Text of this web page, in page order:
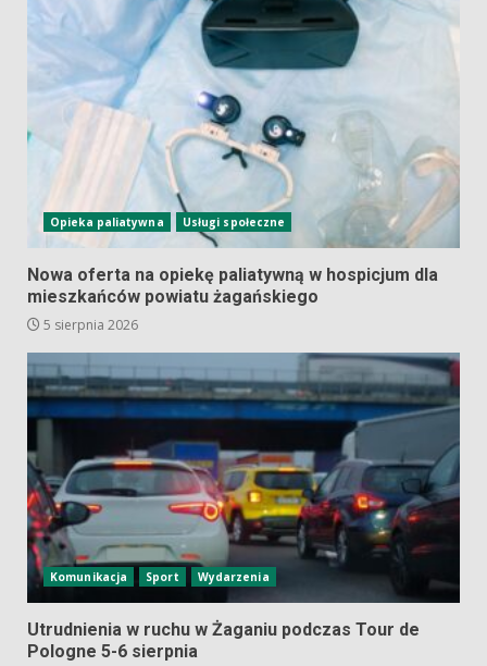
Opieka paliatywna Usługi społeczne
Nowa oferta na opiekę paliatywną w hospicjum dla
mieszkańców powiatu żagańskiego
5 sierpnia 2026
Komunikacja Sport Wydarzenia
Utrudnienia w ruchu w Żaganiu podczas Tour de
Pologne 5-6 sierpnia